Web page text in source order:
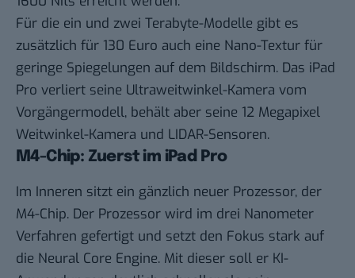
Für die ein und zwei Terabyte-Modelle gibt es
zusätzlich für 130 Euro auch eine Nano-Textur für
geringe Spiegelungen auf dem Bildschirm. Das iPad
Pro verliert seine Ultraweitwinkel-Kamera vom
Vorgängermodell, behält aber seine 12 Megapixel
Weitwinkel-Kamera und LIDAR-Sensoren.
M4-Chip: Zuerst im iPad Pro
Im Inneren sitzt ein gänzlich neuer Prozessor, der
M4-Chip. Der Prozessor wird im drei Nanometer
Verfahren gefertigt und setzt den Fokus stark auf
die Neural Core Engine. Mit dieser soll er KI-